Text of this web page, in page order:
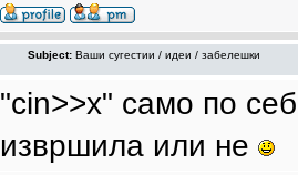
Subject: Ваши сугестии / идеи / забелешки
"cin>>x" само по
извршила или не